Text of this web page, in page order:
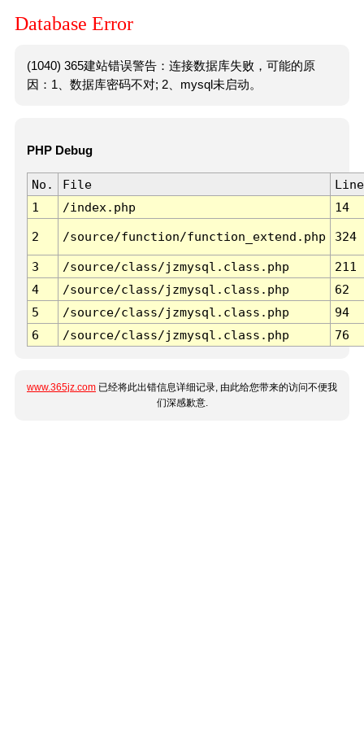
Database Error
(1040) 365建站错误警告：连接数据库失败，可能的原
因：1、数据库密码不对; 2、mysql未启动。
PHP Debug
No. File
Line
1
/index.php 14
2 /source/function/function_extend.php 324
3 /source/class/jzmysql.class.php
211
4
/source/class/jzmysql.class.php
62
5
/source/class/jzmysql.class.php
94
6
/source/class/jzmysql.class.php 76
www.365jz.com 已经将此出错信息详细记录, 由此给您带来的访问不便我
们深感歉意.